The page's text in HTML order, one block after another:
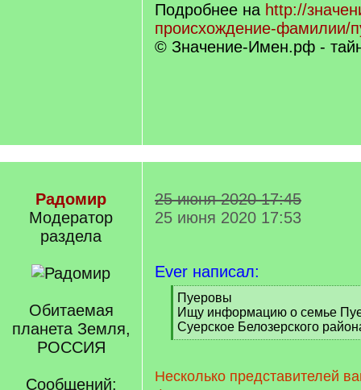
Подробнее на http://
происхождение-фамилии/
© Значение-Имен.рф -
Радомир
Модератор
раздела
Обитаемая
планета Земля,
РОССИЯ
Сообщений:
25 июня 2020 17:45
25 июня 2020 17:53
Ever написал:
[
q
]
Пуеровы
Ищу информацию о семье
Суерское Белозерского
[
q
]
Несколько представителей